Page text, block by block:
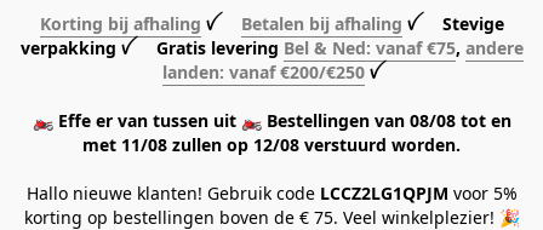
Korting bij afhaling ꪜ Betalen bij afhaling ꪜ Stevige
verpakking ꪜ Gratis levering Bel & Ned: vanaf €75, andere
landen: vanaf €200/€250 ꪜ
🏍️ Effe er van tussen uit 🏍️ Bestellingen van 08/08 tot en
met 11/08 zullen op 12/08 verstuurd worden.
Hallo nieuwe klanten! Gebruik code LCCZ2LG1QPJM voor 5%
korting op bestellingen boven de € 75. Veel winkelplezier! 🎉